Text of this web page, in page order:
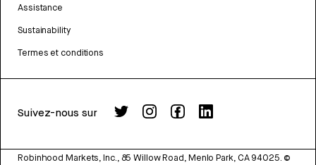
Assistance
Sustainability
Termes et conditions
Suivez-nous sur
Robinhood Markets, Inc., 85 Willow Road, Menlo Park, CA 94025. ©